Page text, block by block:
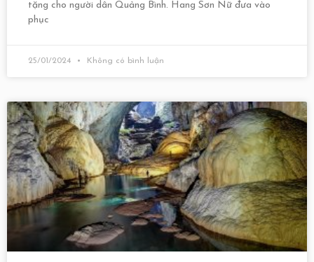
tặng cho người dân Quảng Bình. Hang Sơn Nữ đưa vào
phục
25/01/2024 Không có bình luận